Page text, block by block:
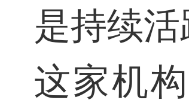
是持续活
这家机